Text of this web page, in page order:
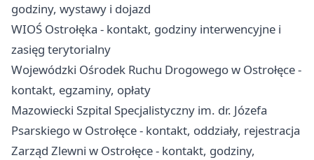
godziny, wystawy i dojazd
WIOŚ Ostrołęka - kontakt, godziny interwencyjne i
zasięg terytorialny
Wojewódzki Ośrodek Ruchu Drogowego w Ostrołęce -
kontakt, egzaminy, opłaty
Mazowiecki Szpital Specjalistyczny im. dr. Józefa
Psarskiego w Ostrołęce - kontakt, oddziały, rejestracja
Zarząd Zlewni w Ostrołęce - kontakt, godziny,